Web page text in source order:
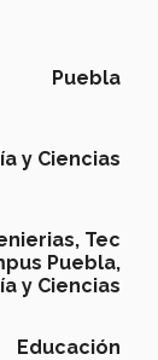
Puebla
y Ciencias
Tec
Puebla,
y Ciencias
Educación